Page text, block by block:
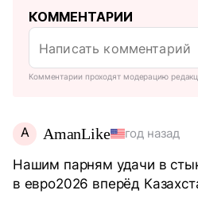
КОММЕНТАРИИ
Комментарии проходят модерацию
A AmanLike год назад
Нашим парням удачи в
в евро2026 вперёд